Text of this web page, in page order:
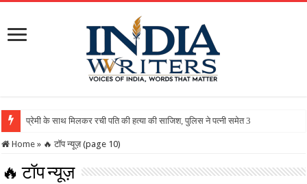
Home » 🔥 टॉप न्यूज़ (page 10)
🔥 टॉप न्यूज़